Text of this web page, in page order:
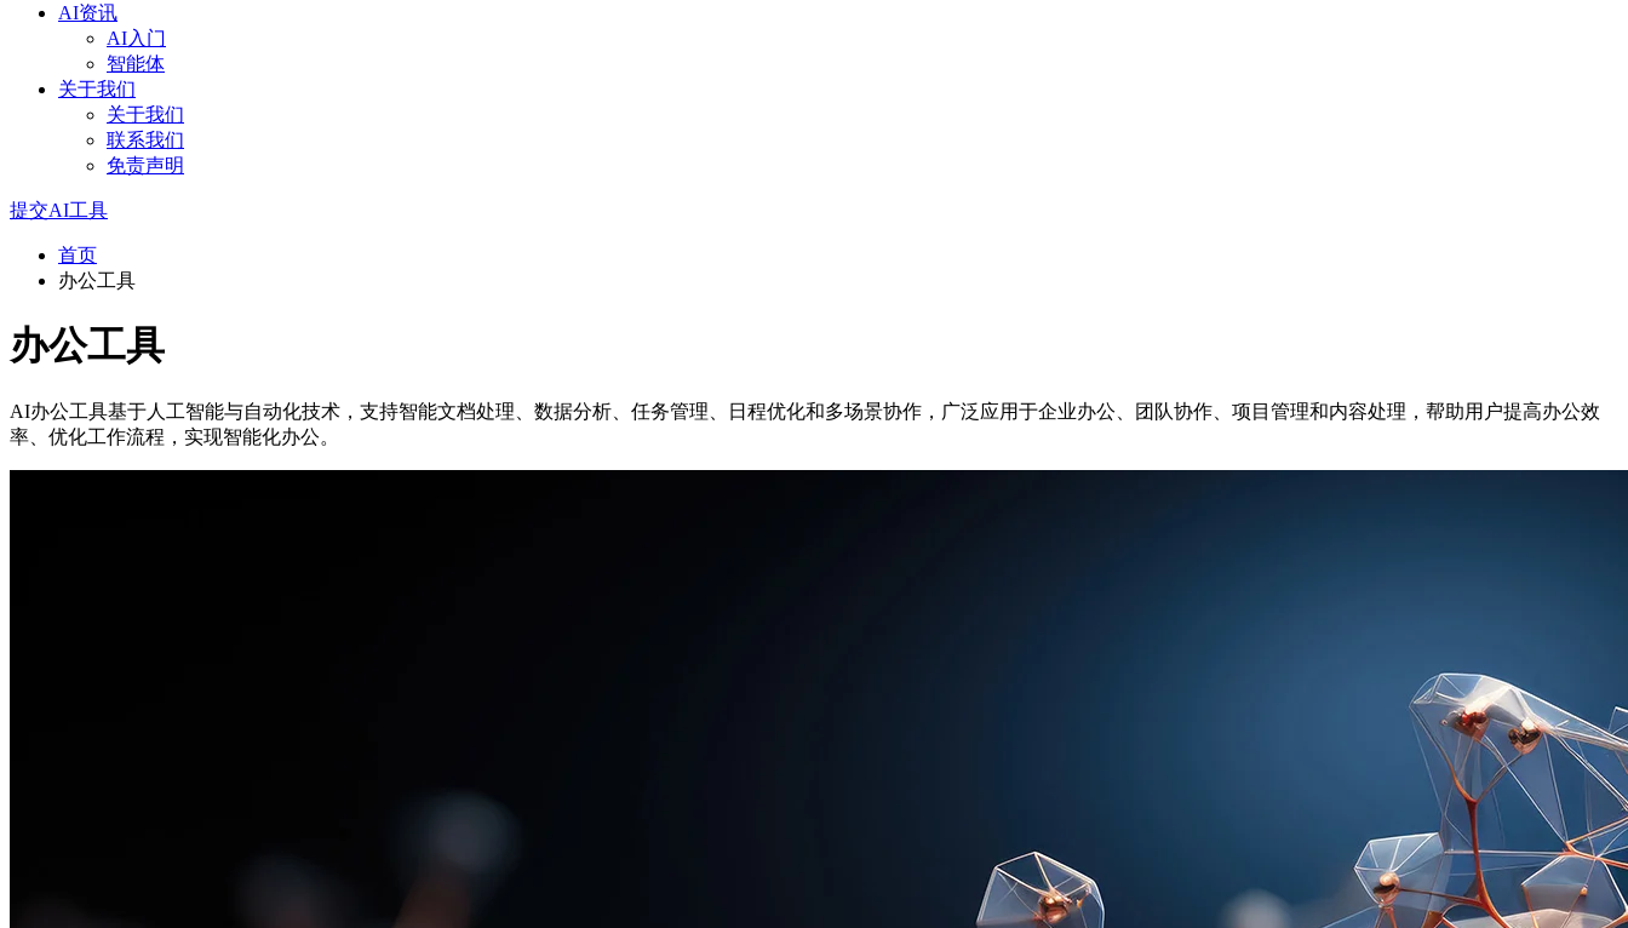
AI资讯
AI入门
智能体
关于我们
关于我们
联系我们
免责声明
提交AI工具
首页
办公工具
办公工具
AI办公工具基于人工智能与自动化技术，支持智能文档处理、数据分析、任务管理、日程优化和多场景协作，广泛应用于企业办公、团队协作、项目管理和内容处理，帮助用户提高办公效
率、优化工作流程，实现智能化办公。